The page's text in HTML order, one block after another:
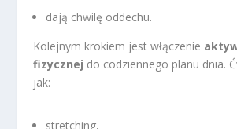
dają chwilę oddechu.
Kolejnym krokiem jest włączenie
fizycznej do codziennego planu dnia.
jak:
stretching,